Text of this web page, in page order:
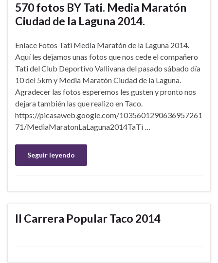
570 fotos BY Tati. Media Maratón
Ciudad de la Laguna 2014.
Enlace Fotos Tati Media Maratón de la Laguna 2014.
Aquí les dejamos unas fotos que nos cede el compañero
Tati del Club Deportivo Vallivana del pasado sábado día
10 del 5km y Media Maratón Ciudad de la Laguna.
Agradecer las fotos esperemos les gusten y pronto nos
dejara también las que realizo en Taco.
https://picasaweb.google.com/1035601290636957261
71/MediaMaratonLaLaguna2014TaTi …
Seguir leyendo
II Carrera Popular Taco 2014